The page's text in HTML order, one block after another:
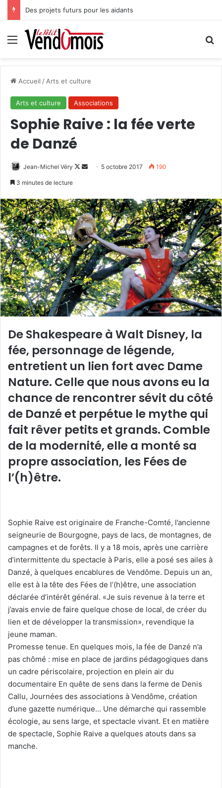
Des projets futurs pour les aidants
Menu
Accueil / Arts et culture
Arts et culture Associations
Sophie Raive : la fée verte
de Danzé
Jean-Michel Véry
F
l
o
w
o
n
X
o
y
e
r
u
n
c
o
u
r
i
5 octobre 2017 190
3 minutes de lecture
De Shakespeare à Walt Disney, la
fée, personnage de légende,
entretient un lien fort avec Dame
Nature. Celle que nous avons eu la
chance de rencontrer sévit du côté
de Danzé et perpétue le mythe qui
fait rêver petits et grands. Comble
de la modernité, elle a monté sa
propre association, les Fées de
l’(h)être.
Sophie Raive est originaire de Franche-Comté, l’ancienne
seigneurie de Bourgogne, pays de lacs, de montagnes, de
campagnes et de forêts. Il y a 18 mois, après une carrière
d’intermittente du spectacle à Paris, elle a posé ses ailes à
Danzé, à quelques encablures de Vendôme. Depuis un an,
elle est à la tête des Fées de l’(h)être, une association
déclarée d’intérêt général. «Je suis revenue à la terre et
j’avais envie de faire quelque chose de local, de créer du
lien et de développer la transmission», revendique la
jeune maman.
Promesse tenue. En quelques mois, la fée de Danzé n’a
pas chômé : mise en place de jardins pédagogiques dans
un cadre périscolaire, projection en plein air du
documentaire En quête de sens dans la ferme de Denis
Callu, Journées des associations à Vendôme, création
d’une gazette numérique… Une démarche qui rassemble
écologie, au sens large, et spectacle vivant. Et en matière
de spectacle, Sophie Raive a quelques atouts dans sa
manche.